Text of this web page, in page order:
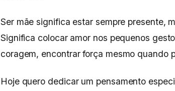
Ser mãe significa estar sempre presente,
Significa colocar amor nos pequenos
coragem, encontrar força mesmo quando
Hoje quero dedicar um pensamento